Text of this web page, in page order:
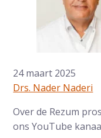
24 maart 2025
Drs. Nader Naderi
Over de Rezum
ons YouTube